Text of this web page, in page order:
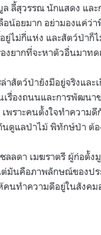
ลี้สุวรรณ นักแสดง แล
อน้อยมาก อย่ามองแค่ว่
ยู่ไม่กี่แห่ง และสัตว์ป่าก็
องยากที่จะหาตัวอื่นมาท
ล่าสัตว์ป่ายังมีอยู่จริงแล
นเรื่องถนนและการพัฒ
เพราะคนตั้งใจทำความ
นดูแลป่าไม้ พิทักษ์ป่า ต้
ลลดา เมฆราตรี ผู้ก่อตั้ง
มันคือภาพลักษณ์ของปร
คนทำความดีอยู่ในสังค